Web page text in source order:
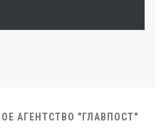
АГЕНТСТВО "ГЛАВПОСТ"